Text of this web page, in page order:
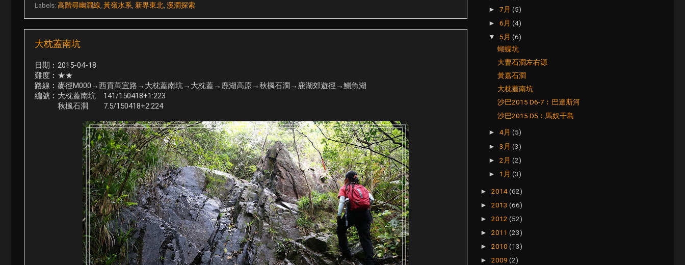
Labels: 高階尋幽澗線 黃嶺水系 新界東北 溪澗探索
大枕蓋南坑
日期︰2015-04-18
難度︰★★
路線︰麥徑M000→西貢萬宜路→大枕蓋南坑→大枕蓋→鹿湖高原→秋楓石澗→鹿湖郊遊徑→鰂魚湖
編號︰大枕蓋南坑 141/150418+1:223
秋楓石澗 7.5/150418+2:224
►7月(5)
►6月(4)
▼ 5月(6)
蝴蝶坑
大曹石澗左右源
黃嘉石澗
大枕蓋南坑
沙巴2015 D6-7︰巴達斯河
沙巴2015 D5︰馬奴干島
►4月(5)
►3月(3)
►2月(2)
► 1月(3)
► 2014(62)
► 2013 (66)
► 2012 (52)
► 2011 (23)
► 2010 (13)
► 2009 (2)